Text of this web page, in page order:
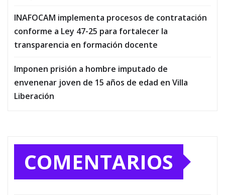
INAFOCAM implementa procesos de contratación
conforme a Ley 47-25 para fortalecer la
transparencia en formación docente
Imponen prisión a hombre imputado de
envenenar joven de 15 años de edad en Villa
Liberación
COMENTARIOS